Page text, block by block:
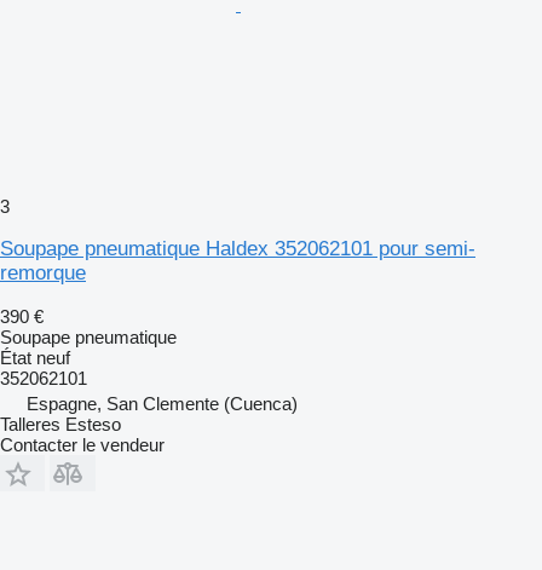
3
Soupape pneumatique Haldex 352062101 pour semi-
remorque
390 €
Soupape pneumatique
État neuf
352062101
Espagne, San Clemente (Cuenca)
Talleres Esteso
Contacter le vendeur